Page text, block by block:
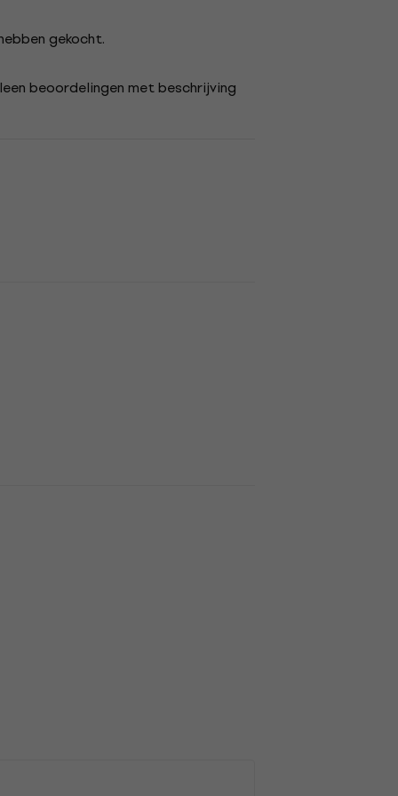
gekocht.
beoordelingen met beschrijving